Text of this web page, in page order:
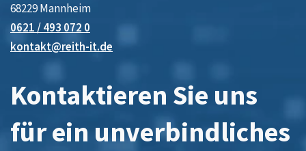
68229 Mannheim
0621 / 493 072 0
kontakt@reith-it.de
Kontaktieren Sie uns
für ein unverbindliches